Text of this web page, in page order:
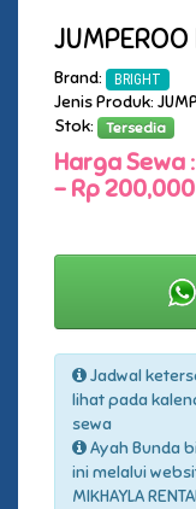
JUMPEROO
Brand: BRIGHT
Jenis Produk:
Stok:
Tersedia
Harga Sewa :
- Rp
Jadwal
lihat pada
sewa
Ayah Bunda
ini melalui
MIKHAYLA